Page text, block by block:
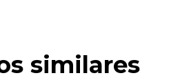
similares